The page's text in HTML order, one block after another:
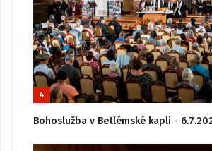
4
Bohoslužba v Betlémské kapli -